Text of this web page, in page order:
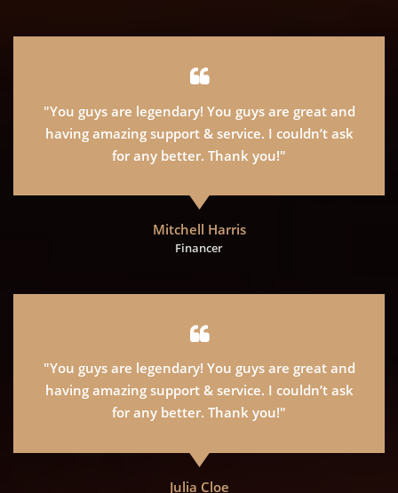
"You guys are legendary! You guys are great and
having amazing support & service. I couldn’t ask
for any better. Thank you!"
Mitchell Harris
Financer
"You guys are legendary! You guys are great and
having amazing support & service. I couldn’t ask
for any better. Thank you!"
Julia Cloe